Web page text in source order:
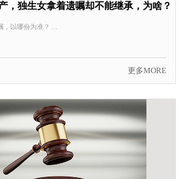
，独生女拿着遗嘱却不能继承，为啥？
以哪份为准？ ...
更多MORE